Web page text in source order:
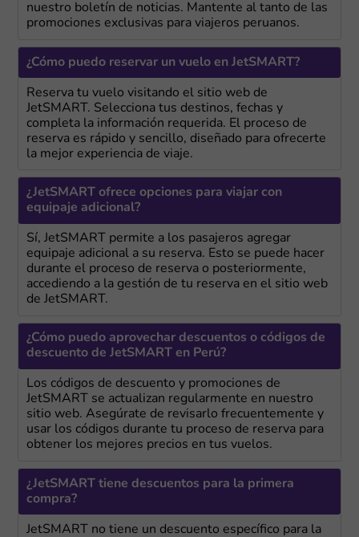
nuestro boletín de noticias. Mantente al tanto de las
promociones exclusivas para viajeros peruanos.
¿Cómo puedo reservar un vuelo en JetSMART?
Reserva tu vuelo visitando el sitio web de
JetSMART. Selecciona tus destinos, fechas y
completa la información requerida. El proceso de
reserva es rápido y sencillo, diseñado para ofrecerte
la mejor experiencia de viaje.
¿JetSMART ofrece opciones para viajar con
equipaje adicional?
Sí, JetSMART permite a los pasajeros agregar
equipaje adicional a su reserva. Esto se puede hacer
durante el proceso de reserva o posteriormente,
accediendo a la gestión de tu reserva en el sitio web
de JetSMART.
¿Cómo puedo aprovechar descuentos o códigos de
descuento de JetSMART en Perú?
Los códigos de descuento y promociones de
JetSMART se actualizan regularmente en nuestro
sitio web. Asegúrate de revisarlo frecuentemente y
usar los códigos durante tu proceso de reserva para
obtener los mejores precios en tus vuelos.
¿JetSMART tiene descuentos para la primera
compra?
JetSMART no tiene un descuento específico para la